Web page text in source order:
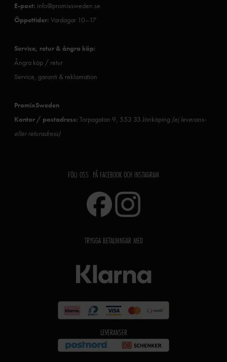
E-post: info@promixsweden.se
Öppettider: Vardagar 10–17
Service, retur & ångra köp:
Ångra köp / retur
Service, garanti & reklamation
PromixSweden
Kontor / postadress: Torpagatan 9, 553 33 Jönköping (ej leverans-
eller returadress)
FÖLJ OSS PÅ FACEBOOK OCH INSTAGRAM
TRYGGA BETALNINGAR MED
LEVERANSER